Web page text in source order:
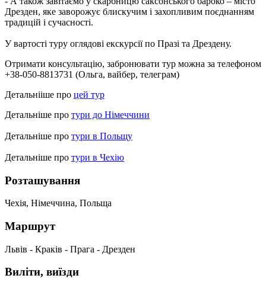
Дрезден, яке заворожує блискучим і захопливим поєднанням
традицій і сучасності.
У вартості туру оглядові екскурсії по Празі та Дрездену.
Отримати консультацію, забронювати тур можна за телефоном
+38-050-8813731 (Ольга, вайбер, телеграм)
Детальнііше про цей тур
Детальніше про тури до Німеччини
Детальніше про тури в Польщу
Детальніше про тури в Чехію
Розташування
Чехія, Німеччина, Польща
Маршрут
Львів - Краків - Прага - Дрезден
Виліти, виїзди